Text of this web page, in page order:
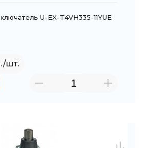
U-EX-T4VH335-11YUE
шт.